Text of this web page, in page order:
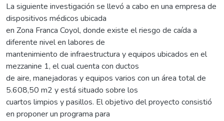
La siguiente investigación se llevó a cabo en una empresa de
dispositivos médicos ubicada
en Zona Franca Coyol, donde existe el riesgo de caída a
diferente nivel en labores de
mantenimiento de infraestructura y equipos ubicados en el
mezzanine 1, el cual cuenta con ductos
de aire, manejadoras y equipos varios con un área total de
5.608,50 m2 y está situado sobre los
cuartos limpios y pasillos. El objetivo del proyecto consistió
en proponer un programa para